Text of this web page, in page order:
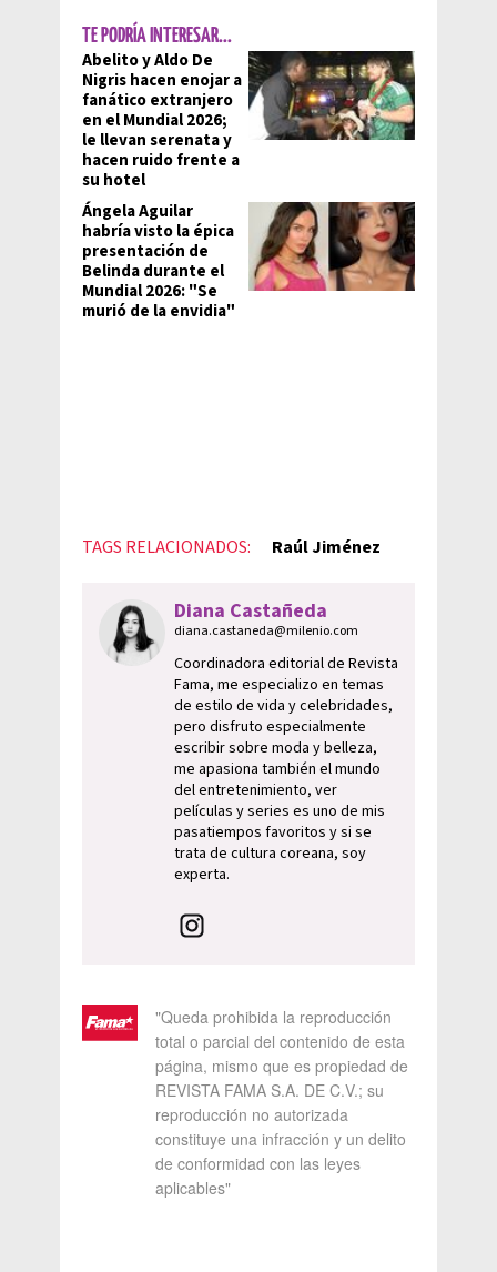
TE PODRÍA INTERESAR...
Abelito y Aldo De
Nigris hacen enojar a
fanático extranjero
en el Mundial 2026;
le llevan serenata y
hacen ruido frente a
su hotel
Ángela Aguilar
habría visto la épica
presentación de
Belinda durante el
Mundial 2026: "Se
murió de la envidia"
TAGS RELACIONADOS: Raúl Jiménez
Diana Castañeda
diana.castaneda@milenio.com
Coordinadora editorial de Revista
Fama, me especializo en temas
de estilo de vida y celebridades,
pero disfruto especialmente
escribir sobre moda y belleza,
me apasiona también el mundo
del entretenimiento, ver
películas y series es uno de mis
pasatiempos favoritos y si se
trata de cultura coreana, soy
experta.
"Queda prohibida la reproducción
total o parcial del contenido de esta
página, mismo que es propiedad de
REVISTA FAMA S.A. DE C.V.; su
reproducción no autorizada
constituye una infracción y un delito
de conformidad con las leyes
aplicables"